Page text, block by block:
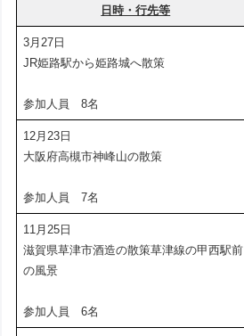
日時・行先等
3月27日
JR姫路駅から姫路城へ散策
参加人員 8名
12月23日
大阪府高槻市神峰山の散策
参加人員 7名
11月25日
滋賀県草津市酒造の散策草津線の甲西駅前
の風景
参加人員 6名